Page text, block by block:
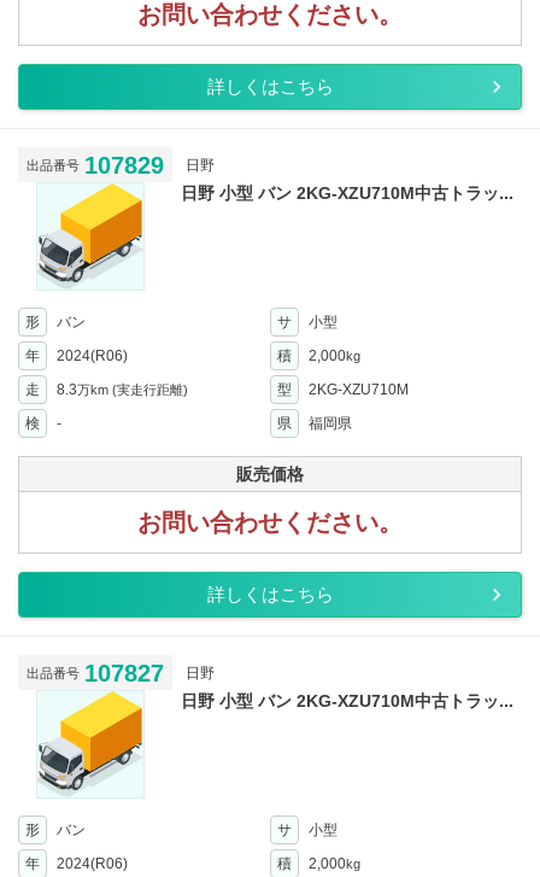
お問い合わせください。
詳しくはこちら
出品番号 107829 日野
日野 小型 バン 2KG-XZU710M中古トラッ...
形 バン サ
小型
年
2024(R06) 積 2,000kg
走 8.3万km (実走行距離) 型
2KG-XZU710M
検
- 県 福岡県
販売価格
お問い合わせください。
詳しくはこちら
出品番号 107827 日野
日野 小型 バン 2KG-XZU710M中古トラッ...
形 バン サ
小型
年
2024(R06) 積 2,000kg